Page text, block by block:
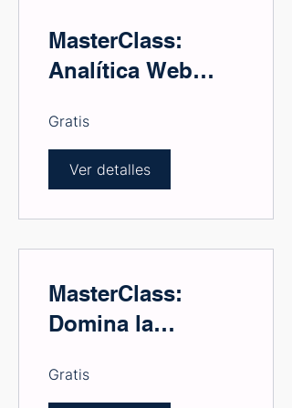
MasterClass:
Analítica Web
Desbloqueando el
Potencial de tus
Datos para el
Éxito Empresarial
Gratis
Ver detalles
MasterClass:
Domina la
Estrategias
Gratis